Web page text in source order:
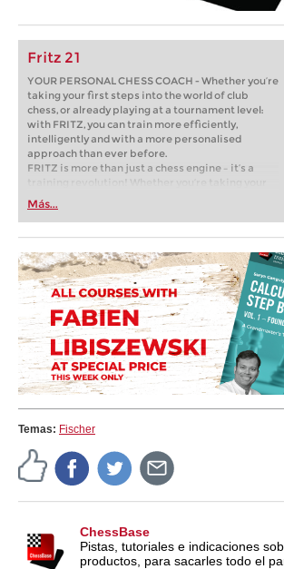
Fritz 21
YOUR PERSONAL CHESS COACH - Whether you’re
taking your first steps into the world of club
chess, or already playing at a tournament level:
with FRITZ, you can train more efficiently,
intelligently and with a more personalised
approach than ever before.
FRITZ is more than just a chess engine – it’s a
training revolution! Whether you’re taking your
first steps into the world of club chess, or already
playing at a tournament level: with FRITZ, you can
train more efficiently, intelligently and with a
more personalised approach than ever before.
Más...
Temas: Fischer
ChessBase
Pistas, tutoriales e indicaciones
productos, para sacarles todo el